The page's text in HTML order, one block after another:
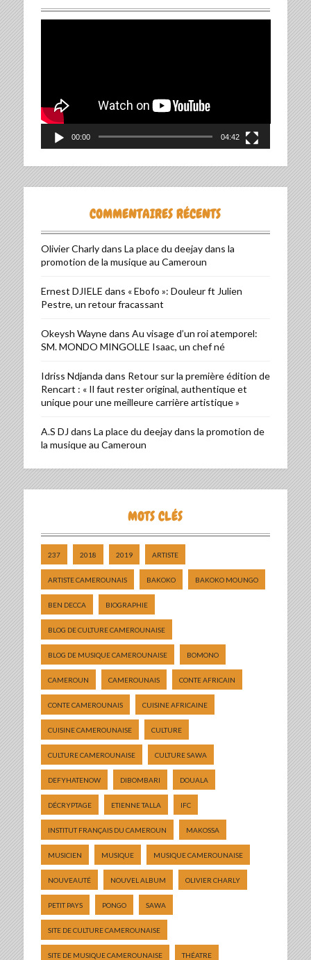
00:00 04:42
COMMENTAIRES RÉCENTS
Olivier Charlydans La place du deejay dans la
promotion de la musique au Cameroun
Ernest DJIELE dans « Ebofo »: Douleur ft Julien
Pestre, un retour fracassant
Okeysh Waynedans Au visage d’un roi atemporel:
SM. MONDO MINGOLLE Isaac, un chef né
Idriss Ndjanda dans Retour sur la première édition de
Rencart : « Il faut rester original, authentique et
unique pour une meilleure carrière artistique »
A.S DJ dans La place du deejay dans la promotion de
la musique au Cameroun
MOTS CLÉS
237 2018 2019 ARTISTE
ARTISTE CAMEROUNAIS BAKOKO BAKOKO MOUNGO
BEN DECCA BIOGRAPHIE
BLOG DE CULTURE CAMEROUNAISE
BLOG DE MUSIQUE CAMEROUNAISE BOMONO
CAMEROUN CAMEROUNAIS CONTE AFRICAIN
CONTE CAMEROUNAIS CUISINE AFRICAINE
CUISINE CAMEROUNAISE CULTURE
CULTURE CAMEROUNAISE CULTURE SAWA
DEFYHATENOW DIBOMBARI DOUALA
DÉCRYPTAGE ETIENNE TALLA IFC
INSTITUT FRANÇAIS DU CAMEROUN MAKOSSA
MUSICIEN MUSIQUE MUSIQUE CAMEROUNAISE
NOUVEAUTÉ NOUVEL ALBUM OLIVIER CHARLY
PETIT PAYS PONGO SAWA
SITE DE CULTURE CAMEROUNAISE
SITE DE MUSIQUE CAMEROUNAISE THÉATRE